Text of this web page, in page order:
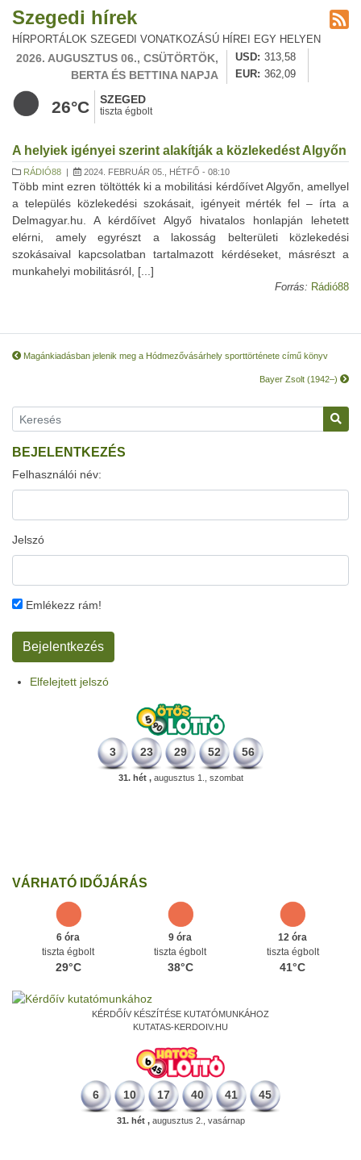
Szegedi hírek
HÍRPORTÁLOK SZEGEDI VONATKOZÁSÚ HÍREI EGY HELYEN
2026. AUGUSZTUS 06., CSÜTÖRTÖK,
BERTA ÉS BETTINA NAPJA
USD
313,58
EUR
362,09
26°C SZEGED
tiszta égbolt
A helyiek igényei szerint alakítják a közlekedést Algyőn
RÁDIÓ88 | 2024. FEBRUÁR 05., HÉTFŐ - 08:10
Több mint ezren töltötték ki a mobilitási kérdőívet Algyőn, amellyel
a település közlekedési szokásait, igényeit mérték fel – írta a
Delmagyar.hu. A kérdőívet Algyő hivatalos honlapján lehetett
elérni, amely egyrészt a lakosság belterületi közlekedési
szokásaival kapcsolatban tartalmazott kérdéseket, másrészt a
munkahelyi mobilitásról, [...]
Forrás: Rádió88
Magánkiadásban jelenik meg a Hódmezővásárhely sporttörténete című könyv
Bayer Zsolt (1942–)
BEJELENTKEZÉS
Felhasználói név:
Jelszó
Emlékezz rám!
Elfelejtett jelszó
3 23 29 52 56
31. hét ,augusztus 1., szombat
VÁRHATÓ IDŐJÁRÁS
6 óra
tiszta égbolt
29°C
9 óra
tiszta égbolt
38°C
12 óra
tiszta égbolt
41°C
KÉRDŐÍV KÉSZÍTÉSE KUTATÓMUNKÁHOZ
KUTATAS-KERDOIV.HU
6 10 17 40 41 45
31. hét ,augusztus 2., vasárnap